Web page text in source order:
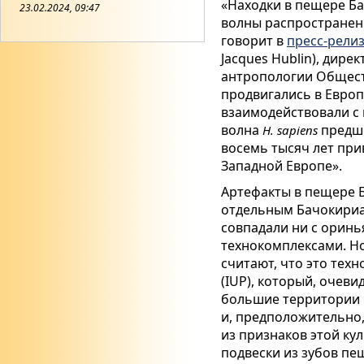
23.02.2024, 09:47
«Находки в пещере
волны
говорит в пресс-
Jacques Hublin),
антропологии
продвигались в
взаимодействовали
волна H. sapiens
восемь тысяч лет
Западной Европе».
Артефакты в пещере
отдельным
совпадали ни с
технокомплексами.
считают, что это
(IUP), который,
большие территории
и,
из признаков этой
подвески из зубов